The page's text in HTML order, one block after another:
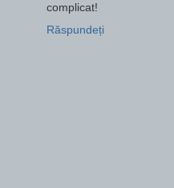
complicat!
Răspundeți